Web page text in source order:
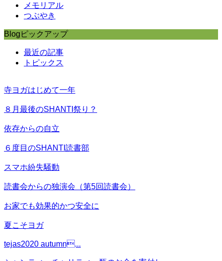
メモリアル
つぶやき
Blogピックアップ
最近の記事
トピックス
寺ヨガはじめて一年
８月最後のSHANTI祭り？
依存からの自立
６度目のSHANTI読書部
スマホ紛失騒動
読書会からの独演会（第5回読書会）
お家でも効果的かつ安全に
夏こそヨガ
tejas2020 autumn...